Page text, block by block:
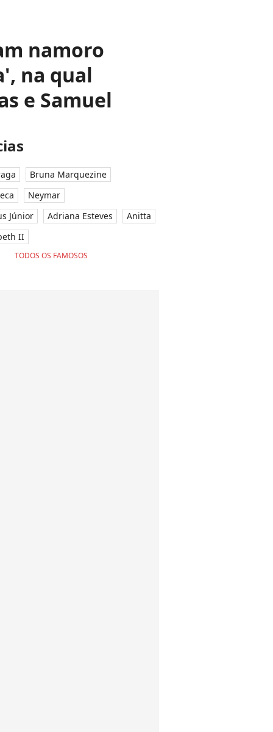
namoro
na qual
e Samuel
Bruna Marquezine
Neymar
Júnior
Adriana Esteves
Anitta
II
TODOS OS FAMOSOS